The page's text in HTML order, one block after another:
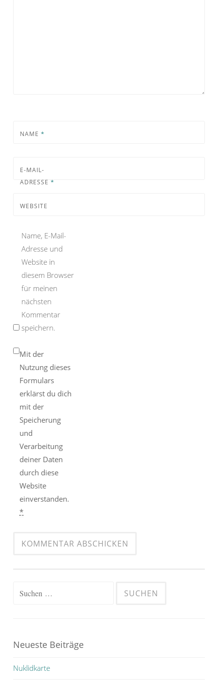
NAME *
E-MAIL-
ADRESSE *
WEBSITE
Name, E-Mail-
Adresse und
Website in
diesem Browser
für meinen
nächsten
Kommentar
speichern.
Mit der
Nutzung dieses
Formulars
erklärst du dich
mit der
Speicherung
und
Verarbeitung
deiner Daten
durch diese
Website
einverstanden.
*
Suchen
Neueste Beiträge
Nuklidkarte